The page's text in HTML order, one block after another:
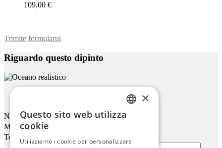
109,00 €
Trimite formularul
Riguardo questo dipinto
Oceano Realistico
Nome
Mail
Telefono
×
Questo sito web utilizza
cookie
Utilizziamo i cookie per personalizzare